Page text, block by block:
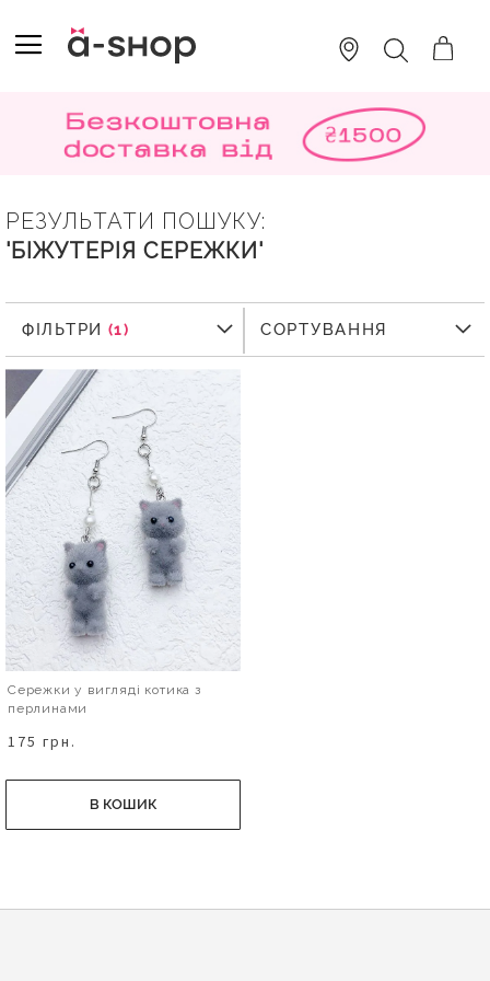
TO
CONTENT
ПОШУК
РЕЗУЛЬТАТИ ПОШУКУ:
'БІЖУТЕРІЯ СЕРЕЖКИ'
ФІЛЬТРИ
ФІЛЬТРИ СОРТУВАННЯ
Сережки у вигляді котика з
перлинами
175 грн.
В КОШИК